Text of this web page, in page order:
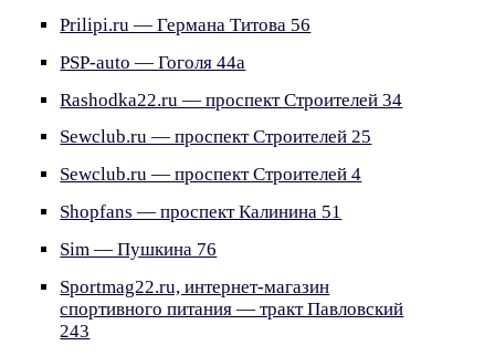
Prilipi.ru — Германа Титова 56
PSP-auto — Гоголя 44а
Rashodka22.ru — проспект Строителей 34
Sewclub.ru — проспект Строителей 25
Sewclub.ru — проспект Строителей 4
Shopfans — проспект Калинина 51
Sim — Пушкина 76
Sportmag22.ru, интернет-магазин
спортивного питания — тракт Павловский
243